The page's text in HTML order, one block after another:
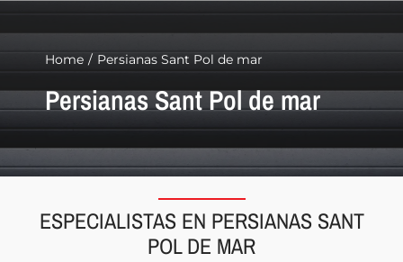
Instalación
Reparación
Motorización
Automatización
Home Persianas Sant Pol de mar
Persianas Sant Pol de mar
ESPECIALISTAS EN PERSIANAS SANT
POL DE MAR